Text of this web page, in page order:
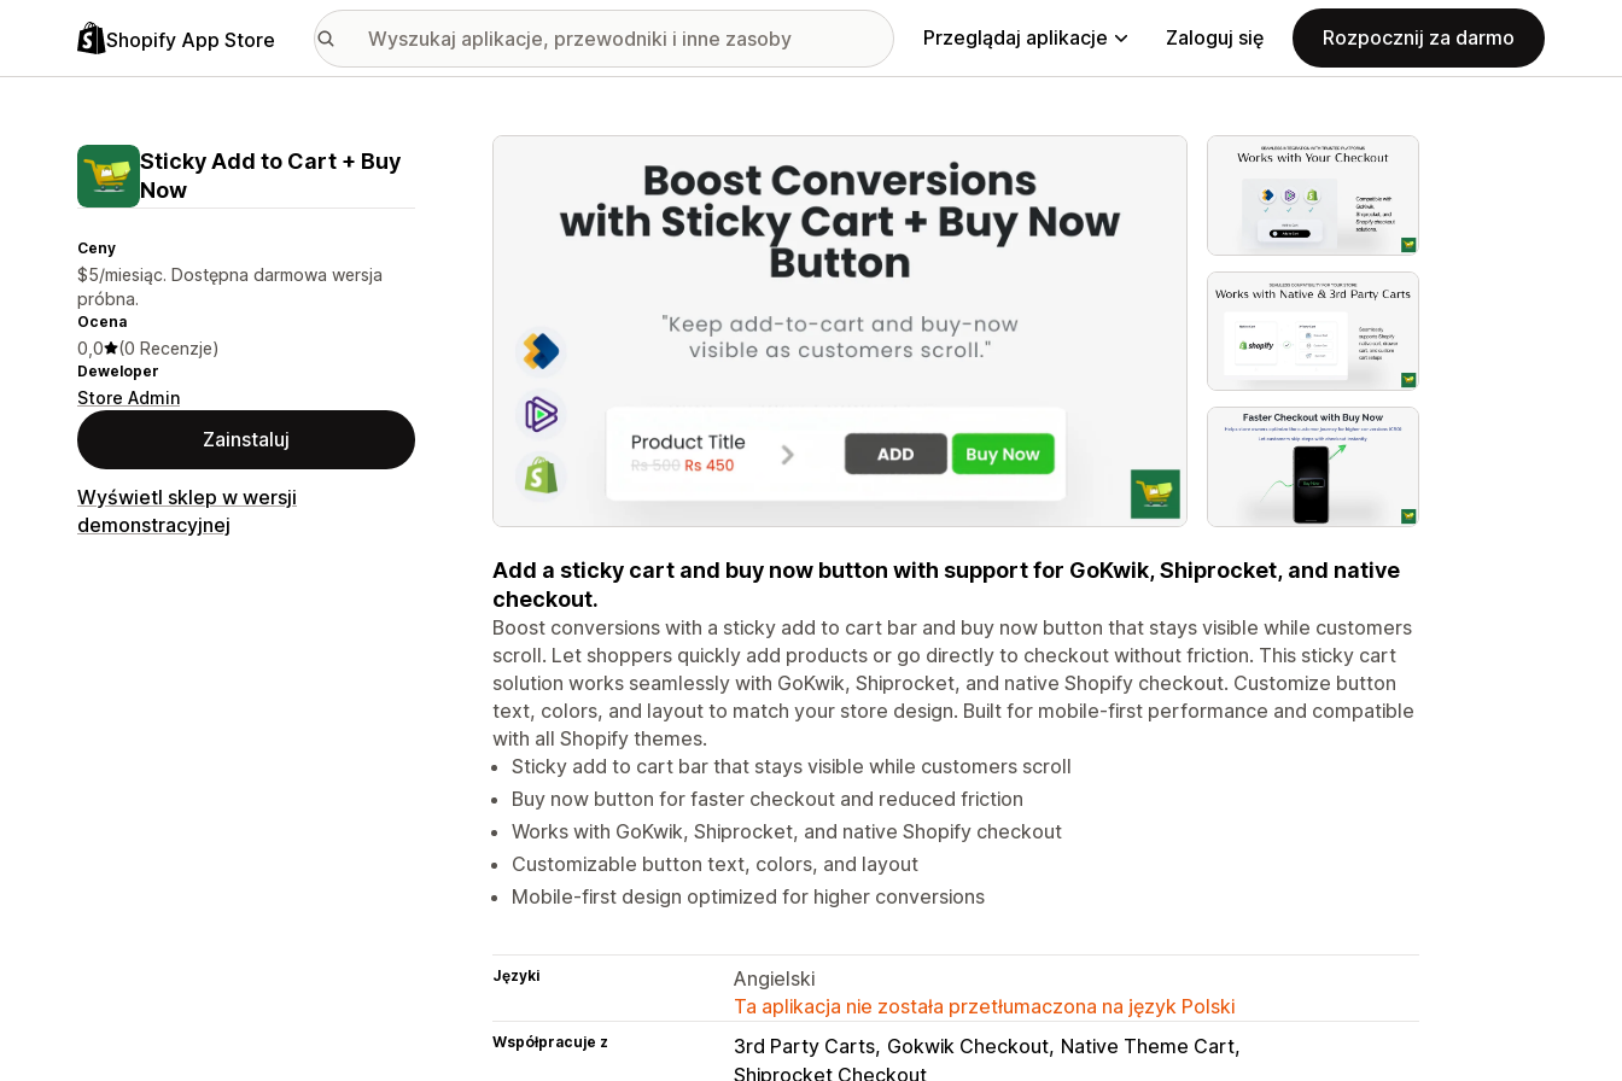
Shopify App Store Przeglądaj aplikacje Zaloguj się Rozpocznij za darmo
Sticky Add to Cart + Buy
Now
Ceny
$5/miesiąc. Dostępna darmowa wersja
próbna.
Ocena
0,0 (0 Recenzje)
Deweloper
Store Admin
Zainstaluj
Wyświetl sklep w wersji
demonstracyjnej
Wyróżnione obrazy w galerii
Add a sticky cart and buy now button with support for GoKwik, Shiprocket, and native
checkout.
Boost conversions with a sticky add to cart bar and buy now button that stays visible while customers
scroll. Let shoppers quickly add products or go directly to checkout without friction. This sticky cart
solution works seamlessly with GoKwik, Shiprocket, and native Shopify checkout. Customize button
text, colors, and layout to match your store design. Built for mobile-first performance and compatible
with all Shopify themes.
Sticky add to cart bar that stays visible while customers scroll
Buy now button for faster checkout and reduced friction
Works with GoKwik, Shiprocket, and native Shopify checkout
Customizable button text, colors, and layout
Mobile-first design optimized for higher conversions
Języki
Angielski
Ta aplikacja nie została przetłumaczona na język Polski
Współpracuje z 3rd Party Carts Gokwik Checkout Native Theme Cart
Shiprocket Checkout